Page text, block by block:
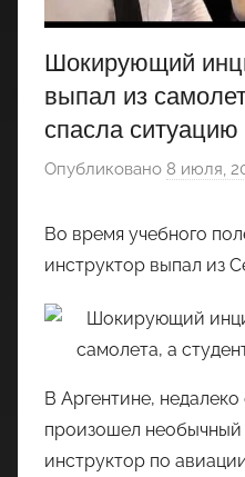
Шокирующий
выпал из
спасла ситуацию
Опубликовано 8 июля,
Во время учебного
инструктор выпал из
В Аргентине,
произошел необычный
инструктор по